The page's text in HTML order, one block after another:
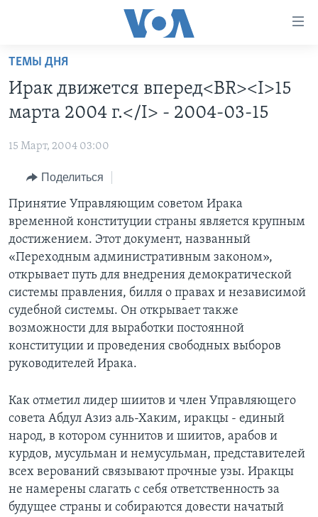
Перейти
основной
контент
Перейти
навигации
Перейти
поиск
ПРОГРАММЫ
НОВОСТИ ЗА МИНУТУ
ИТОГИ
ПОЧЕМУ ЭТО ВАЖНО?
ДЕТАЛИ
НЬЮ-ЙОРК NEW YORK
АМЕРИКА. БОЛЬШОЕ ПУТЕШЕСТВИЕ
ПРОЕКТЫ
УЧИМ АНГЛИЙСКИЙ
НАША АМЕРИКАНСКАЯ ИСТОРИЯ
А КАК В АМЕРИКЕ?
АМЕРИКАНСКИЕ ГОРОДКИ
ТЕСТЫ
ЭКСПЕРТИЗА
ИНТЕРВЬЮ
ФАКТЫ ПРОТИВ ФЕЙКОВ
ЗА СВОБОДУ ПРЕССЫ
УЧИМ АНГЛИЙСКИЙ
ВИДЕО
ПОДПИСКА НА НОВОСТИ
Learning English
Языки
ТЕМЫ ДНЯ
Ирак движется вперед<BR><I>15
марта 2004 г.</I> - 2004-03-15
15 Март, 2004 03:00
Поделиться
Принятие Управляющим советом Ирака
временной конституции страны является крупным
достижением. Этот документ, названный
«Переходным административным законом»,
открывает путь для внедрения демократической
системы правления, билля о правах и независимой
судебной системы. Он открывает также
возможности для выработки постоянной
конституции и проведения свободных выборов
руководителей Ирака.
Как отметил лидер шиитов и член Управляющего
совета Абдул Азиз аль-Хаким, иракцы - единый
народ, в котором суннитов и шиитов, арабов и
курдов, мусульман и немусульман, представителей
всех верований связывают прочные узы. Иракцы
не намерены слагать с себя ответственность за
будущее страны и собираются довести начатый